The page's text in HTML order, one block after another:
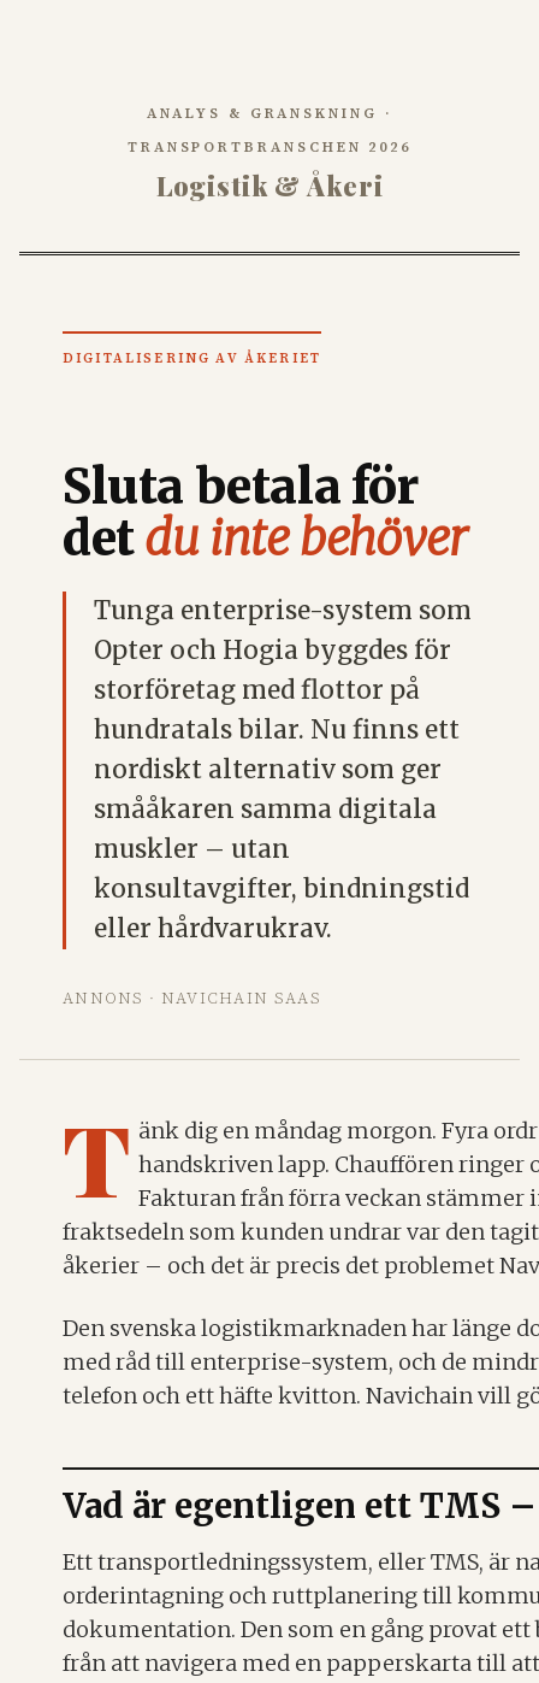
ANALYS & GRANSKNING ·
TRANSPORTBRANSCHEN 2026
Logistik & Åkeri
DIGITALISERING AV ÅKERIET
Sluta betala för
detdu inte behöver
Tunga enterprise-system som
Opter och Hogia byggdes för
storföretag med flottor på
hundratals bilar. Nu finns ett
nordiskt alternativ som ger
smååkaren samma digitala
muskler – utan
konsultavgifter, bindningstid
eller hårdvarukrav.
ANNONS · NAVICHAIN SAAS
T änk dig en måndag morgon. Fyra
handskriven lapp. Chauffören ringer
Fakturan från förra veckan stämmer
fraktsedeln som kunden undrar var den
åkerier – och det är precis det problemet
Den svenska logistikmarknaden har länge
med råd till enterprise-system, och de
telefon och ett häfte kvitton. Navichain vill
Vad är egentligen ett TMS
Ett transportledningssystem, eller TMS, är
orderintagning och ruttplanering till
dokumentation. Den som en gång provat
från att navigera med en papperskarta till